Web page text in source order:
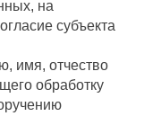
на
субъекта
имя, отчество
обработку